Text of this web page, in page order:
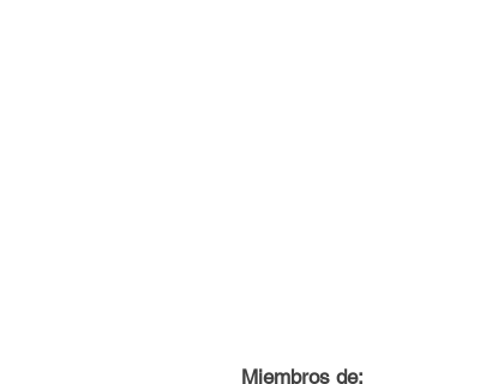
Miembros de: